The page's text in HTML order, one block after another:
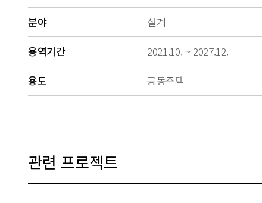
분야
설계
용역기간
2021.10. ~ 2027.12.
용도
공동주택
관련 프로젝트